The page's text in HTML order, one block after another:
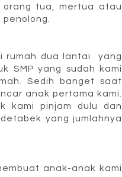
tua, mertua atau
rumah dua lantai yang
SMP yang sudah kami
Sedih banget saat
anak pertama kami.
kami pinjam dulu dan
yang jumlahnya
anak-anak kami